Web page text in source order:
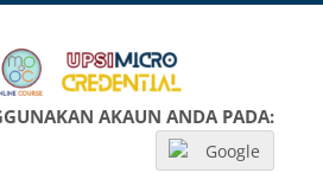
AKAUN ANDA PADA:
Google